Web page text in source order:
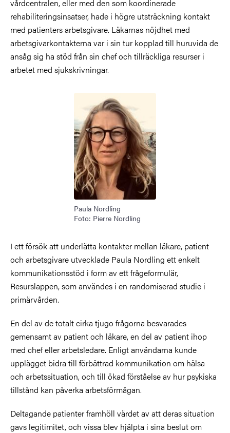
vårdcentralen, eller med den som koordinerade
rehabiliteringsinsatser, hade i högre utsträckning kontakt
med patienters arbetsgivare. Läkarnas nöjdhet med
arbetsgivarkontakterna var i sin tur kopplad till huruvida de
ansåg sig ha stöd från sin chef och tillräckliga resurser i
arbetet med sjukskrivningar.
Bild
Paula Nordling
Foto: Pierre Nordling
I ett försök att underlätta kontakter mellan läkare, patient
och arbetsgivare utvecklade Paula Nordling ett enkelt
kommunikationsstöd i form av ett frågeformulär,
Resurslappen, som användes i en randomiserad studie i
primärvården.
En del av de totalt cirka tjugo frågorna besvarades
gemensamt av patient och läkare, en del av patient ihop
med chef eller arbetsledare. Enligt användarna kunde
upplägget bidra till förbättrad kommunikation om hälsa
och arbetssituation, och till ökad förståelse av hur psykiska
tillstånd kan påverka arbetsförmågan.
Deltagande patienter framhöll värdet av att deras situation
gavs legitimitet, och vissa blev hjälpta i sina beslut om